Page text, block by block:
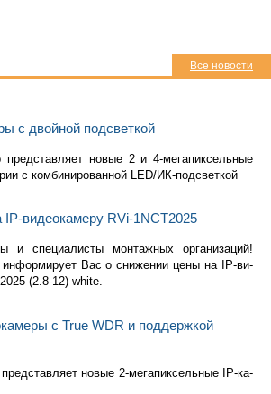
с двойной подсветкой
новые 2 и 4-ме­га­пик­сель­ные
с ком­би­ни­ро­ван­ной LED/ИК-под­свет­кой
видеокамеру RVi-1NCT2025
и спе­ци­а­ли­сты мон­таж­ных ор­га­ни­за­ций!
ин­фор­ми­ру­ет Вас о сни­же­нии цены на IP-ви­
(2.8-12) white.
с True WDR и поддержкой
новые 2-ме­га­пик­сель­ные IP-ка­
Все новости